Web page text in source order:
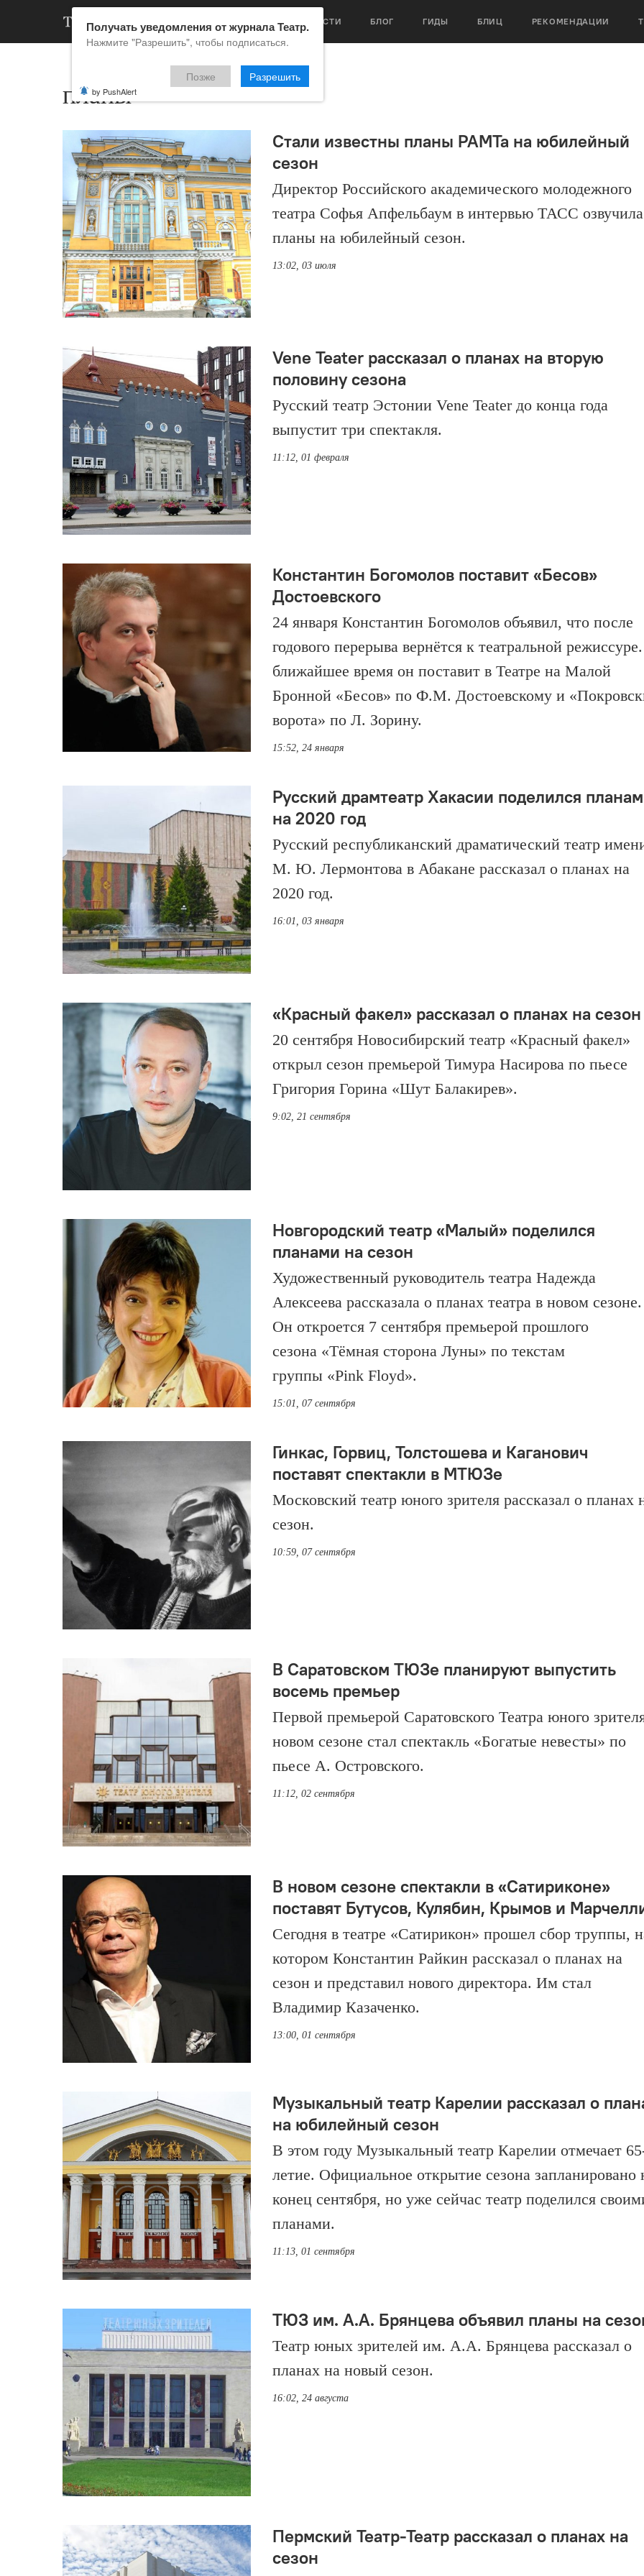
НОВОСТИ БЛОГ ГИДЫ БЛИЦ РЕКОМЕНДАЦИИ
планы
Стали известны планы РАМТа на юбилейный
сезон
Директор Российского академического молодежного
театра Софья Апфельбаум в интервью ТАСС озвучила
планы на юбилейный сезон.
13:02, 03 июля
Vene Teater рассказал о планах на вторую
половину сезона
Русский театр Эстонии Vene Teater до конца года
выпустит три спектакля.
11:12, 01 февраля
Константин Богомолов поставит «Бесов»
Достоевского
24 января Константин Богомолов объявил, что после
годового перерыва вернётся к театральной
ближайшее время он поставит в Театре на Малой
Бронной «Бесов» по Ф.М. Достоевскому и
ворота» по Л. Зорину.
15:52, 24 января
Русский драмтеатр Хакасии поделился
на 2020 год
Русский республиканский драматический театр
М. Ю. Лермонтова в Абакане рассказал о планах на
2020 год.
16:01, 03 января
«Красный факел» рассказал о планах на сезон
20 сентября Новосибирский театр «Красный факел»
открыл сезон премьерой Тимура Насирова по пьесе
Григория Горина «Шут Балакирев».
9:02, 21 сентября
Новгородский театр «Малый» поделился
планами на сезон
Художественный руководитель театра Надежда
Алексеева рассказала о планах театра в новом сезоне.
Он откроется 7 сентября премьерой прошлого
сезона «Тёмная сторона Луны» по текстам
группы «Pink Floyd».
15:01, 07 сентября
Гинкас, Горвиц, Толстошева и Каганович
поставят спектакли в МТЮЗе
Московский театр юного зрителя рассказал о планах
сезон.
10:59, 07 сентября
В Саратовском ТЮЗе планируют выпустить
восемь премьер
Первой премьерой Саратовского Театра юного
новом сезоне стал спектакль «Богатые невесты» по
пьесе А. Островского.
11:12, 02 сентября
В новом сезоне спектакли в «Сатириконе»
поставят Бутусов, Кулябин, Крымов и
Сегодня в театре «Сатирикон» прошел сбор труппы,
котором Константин Райкин рассказал о планах на
сезон и представил нового директора. Им стал
Владимир Казаченко.
13:00, 01 сентября
Музыкальный театр Карелии рассказал о
на юбилейный сезон
В этом году Музыкальный театр Карелии отмечает
летие. Официальное открытие сезона запланировано
конец сентября, но уже сейчас театр поделился
планами.
11:13, 01 сентября
ТЮЗ им. А.А. Брянцева объявил планы на
Театр юных зрителей им. А.А. Брянцева рассказал о
планах на новый сезон.
16:02, 24 августа
Пермский Театр-Театр рассказал о планах на
сезон
Получать уведомления от журнала Театр.
Нажмите "Разрешить", чтобы подписаться.
Позже Разрешить
by PushAlert